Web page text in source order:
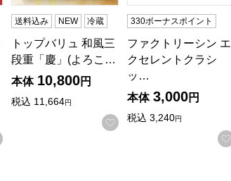
お気に入りに登録する
送料込み NEW 冷蔵
トップバリュ 和風三
段重「慶」(よろこ…
本体 10,800円
税込 11,664円
お気に入りに登録する
330ボーナスポイント
ファクトリーシン エ
クセレントクラシ
ッ…
本体 3,000円
税込 3,240円